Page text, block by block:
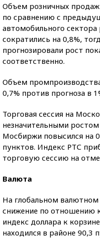
Объем розничных
по сравнению с
автомобильного
сократились на 0,8%,
прогнозировали рост
соответственно.
Объем
0,7% против прогноза в
Торговая сессия на
незначительными
Мосбиржи повысился на
пунктов. Индекс РТС
торговую сессию на
Валюта
На глобальном
снижение по отношению
индекс доллара к
находился в районе 90,3